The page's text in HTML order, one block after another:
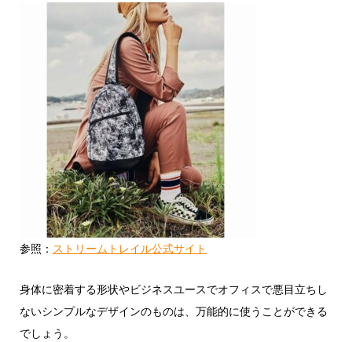
参照： ストリームトレイル公式サイト
身体に密着する形状やビジネスユースでオフィスで悪目立ちし
ないシンプルなデザインのものは、万能的に使うことができる
でしょう。